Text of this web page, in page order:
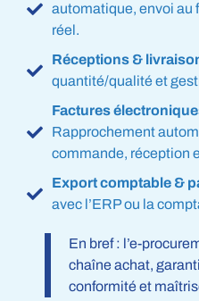
automatique, envoi au
réel.
Réceptions &
quantité/qualité et
Factures
Rapprochement
commande, réception
Export comptable &
avec l’ERP ou la
En bref : l’e-
chaîne achat,
conformité et